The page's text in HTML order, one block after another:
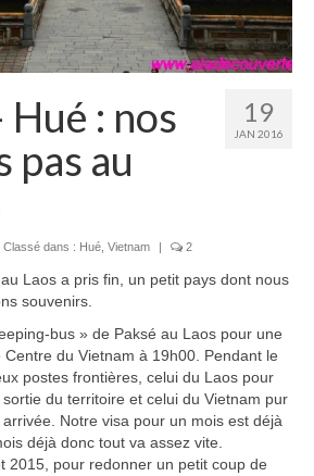
Laos
Vietnam
Vietnam
Infos
Cambodge
19
JAN 2016
: nos
pas au
Classé dans : Hué Vietnam | 2
Laos a pris fin, un petit pays dont nous
souvenirs.
bus » de Paksé au Laos pour une
du Vietnam à 19h00. Pendant le
postes frontières, celui du Laos pour
du territoire et celui du Vietnam pur
Notre visa pour un mois est déjà
déjà donc tout va assez vite.
2015, pour redonner un petit coup de